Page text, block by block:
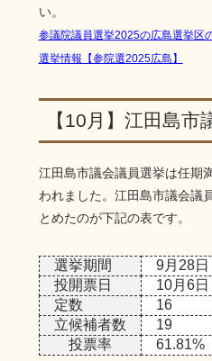
い。
参議院議員選挙2025の広島選挙区
選挙情報【参院選2025広島】
【10月】江田島市
江田島市議会議員選挙は任期
われました。江田島市議会議
とめたのが下記の表です。
選挙期間
9月28日
投開票日
10月6日
定数
16
立候補者数
19
投票率
61.81%